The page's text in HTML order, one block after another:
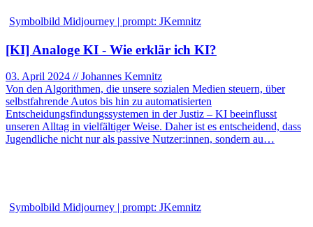
Symbolbild Midjourney | prompt: JKemnitz
[KI] Analoge KI - Wie erklär ich KI?
03. April 2024 // Johannes Kemnitz
Von den Algorithmen, die unsere sozialen Medien steuern, über
selbstfahrende Autos bis hin zu automatisierten
Entscheidungsfindungssystemen in der Justiz – KI beeinflusst
unseren Alltag in vielfältiger Weise. Daher ist es entscheidend, dass
Jugendliche nicht nur als passive Nutzer:innen, sondern au…
Symbolbild Midjourney | prompt: JKemnitz